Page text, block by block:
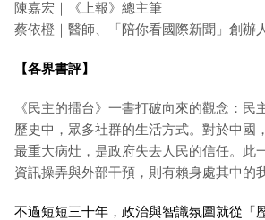
陳嘉宏｜《上報》總主筆
蔡依橙｜醫師、「陪你看國際新聞」創辦
【各界書評】
《民主的擂台》一書打破向來的觀念：
歷史中，眾多社群的生活方式。對於中國
最重大病灶，是政府失去人民的信任。此
資訊操弄與外部干預，則有賴身處其中的
不過短短三十年，政治與智識氛圍就從「